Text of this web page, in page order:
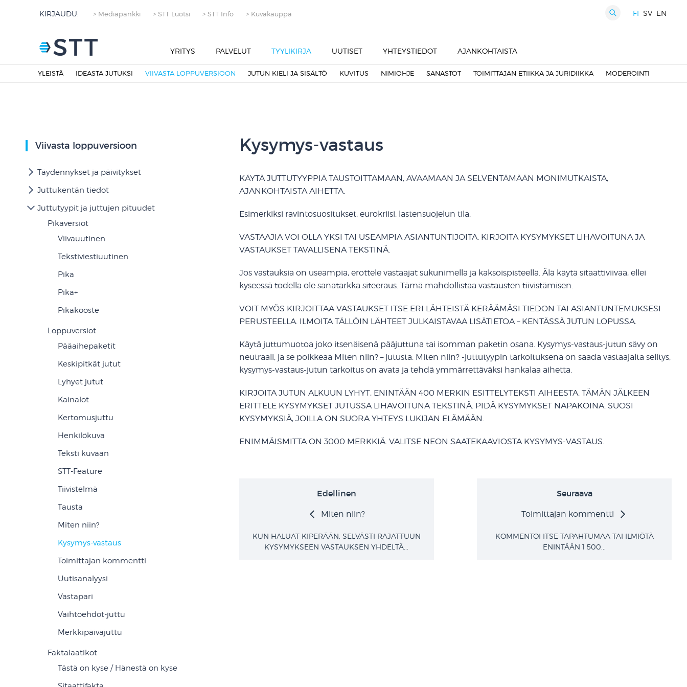
FI SV EN
KIRJAUDU: > Mediapankki > STT Luotsi > STT Info > Kuvakauppa
YRITYS PALVELUT TYYLIKIRJA
YLEISTÄ IDEASTA JUTUKSI VIIVASTA LOPPUVERSIOON JUTUN KIELI JA SISÄLTÖ KUVITUS NIMIOHJE SANASTOT TOIMITTAJAN ETIIKKA JA JURIDIIKKA MODEROINTI
UUTISET YHTEYSTIEDOT AJANKOHTAISTA
Viivasta loppuversioon
Täydennykset ja päivitykset
Juttukentän tiedot
Juttutyypit ja juttujen pituudet
Pikaversiot
Viivauutinen
Tekstiviestiuutinen
Pika
Pika+
Pikakooste
Loppuversiot
Pääaihepaketit
Keskipitkät jutut
Lyhyet jutut
Kainalot
Kertomusjuttu
Henkilökuva
Teksti kuvaan
STT-Feature
Tiivistelmä
Tausta
Miten niin?
Kysymys-vastaus
Toimittajan kommentti
Uutisanalyysi
Vastapari
Vaihtoehdot-juttu
Merkkipäiväjuttu
Faktalaatikot
Tästä on kyse / Hänestä on kyse
Kysymys-vastaus
KÄYTÄ JUTTUTYYPPIÄ TAUSTOITTAMAAN, AVAAMAAN JA SELVENTÄMÄÄN MONIMUTKAISTA,
AJANKOHTAISTA AIHETTA.
Esimerkiksi ravintosuositukset, eurokriisi, lastensuojelun tila.
VASTAAJIA VOI OLLA YKSI TAI USEAMPIA ASIANTUNTIJOITA. KIRJOITA KYSYMYKSET LIHAVOITUNA JA
VASTAUKSET TAVALLISENA TEKSTINÄ.
Jos vastauksia on useampia, erottele vastaajat sukunimellä ja kaksoispisteellä. Älä käytä sitaattiviivaa, ellei
kyseessä todella ole sanatarkka siteeraus. Tämä mahdollistaa vastausten tiivistämisen.
VOIT MYÖS KIRJOITTAA VASTAUKSET ITSE ERI LÄHTEISTÄ KERÄÄMÄSI TIEDON TAI ASIANTUNTEMUKSESI
PERUSTEELLA. ILMOITA TÄLLÖIN LÄHTEET JULKAISTAVAA LISÄTIETOA – KENTÄSSÄ JUTUN LOPUSSA.
Käytä juttumuotoa joko itsenäisenä pääjuttuna tai isomman paketin osana. Kysymys-vastaus-jutun sävy on
neutraali, ja se poikkeaa Miten niin? – jutusta. Miten niin? -juttutyypin tarkoituksena on saada vastaajalta selitys,
kysymys-vastaus-jutun tarkoitus on avata ja tehdä ymmärrettäväksi hankalaa aihetta.
KIRJOITA JUTUN ALKUUN LYHYT, ENINTÄÄN 400 MERKIN ESITTELYTEKSTI AIHEESTA. TÄMÄN JÄLKEEN
ERITTELE KYSYMYKSET JUTUSSA LIHAVOITUNA TEKSTINÄ. PIDÄ KYSYMYKSET NAPAKOINA. SUOSI
KYSYMYKSIÄ, JOILLA ON SUORA YHTEYS LUKIJAN ELÄMÄÄN.
ENIMMÄISMITTA ON 3000 MERKKIÄ. VALITSE NEON SAATEKAAVIOSTA KYSYMYS-VASTAUS.
Edellinen
Miten niin?
KUN HALUAT KIPERÄÄN, SELVÄSTI RAJATTUUN
KYSYMYKSEEN VASTAUKSEN YHDELTÄ...
Seuraava
Toimittajan kommentti
KOMMENTOI ITSE TAPAHTUMAA TAI ILMIÖTÄ
ENINTÄÄN 1 500...